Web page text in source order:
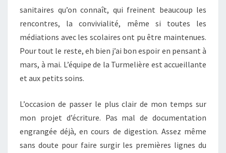
sanitaires qu’on connaît, qui freinent beaucoup les
rencontres, la convivialité, même si toutes les
médiations avec les scolaires ont pu être maintenues.
Pour tout le reste, eh bien j’ai bon espoir en pensant à
mars, à mai. L’équipe de la Turmelière est accueillante
et aux petits soins.
L’occasion de passer le plus clair de mon temps sur
mon projet d’écriture. Pas mal de documentation
engrangée déjà, en cours de digestion. Assez même
sans doute pour faire surgir les premières lignes du